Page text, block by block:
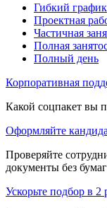
Гибкий график
Проектная
Частичная
Полная
Полный день
Корпоративная
Какой соцпакет вы
Оформляйте
Проверяйте
документы без
Ускорьте подбор в 2